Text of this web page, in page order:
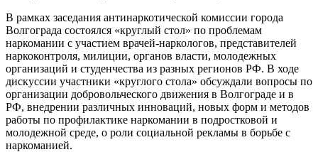
В рамках заседания антинаркотической комиссии города
Волгограда состоялся «круглый стол» по проблемам
наркомании с участием врачей-наркологов, представителей
наркоконтроля, милиции, органов власти, молодежных
организаций и студенчества из разных регионов РФ. В ходе
дискуссии участники «круглого стола» обсуждали вопросы по
организации добровольческого движения в Волгограде и в
РФ, внедрении различных инноваций, новых форм и методов
работы по профилактике наркомании в подростковой и
молодежной среде, о роли социальной рекламы в борьбе с
наркоманией.